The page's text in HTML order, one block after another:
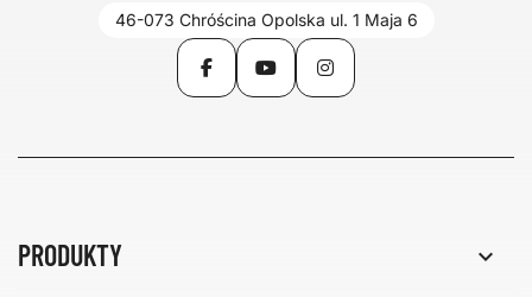
46-073 Chróścina Opolska ul. 1 Maja 6
FacebookYouTubeInstagram
PRODUKTY 